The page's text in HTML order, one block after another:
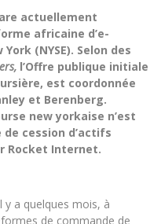
actuellement
africaine d’e-
(NYSE). Selon des
l’Offre publique initiale
est coordonnée
et Berenberg.
new yorkaise n’est
cession d’actifs
Rocket Internet.
a quelques mois, à
de commande de